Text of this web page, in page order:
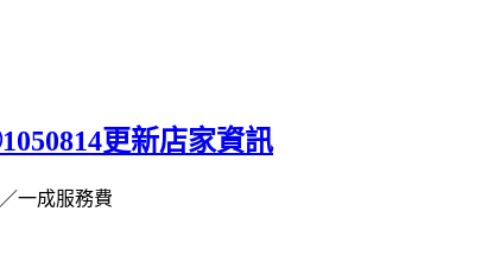
更新店家資訊
一成服務費